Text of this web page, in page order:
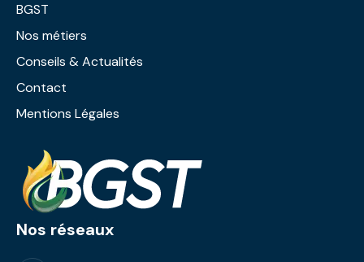
BGST
Nos métiers
Conseils & Actualités
Contact
Mentions Légales
Nos réseaux